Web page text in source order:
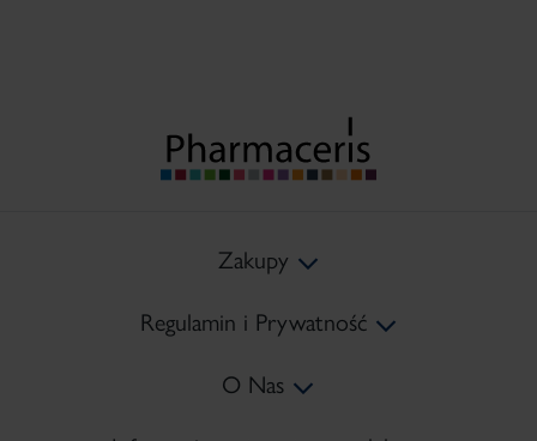
Zakupy
Koszty Dostawy
Metody Płatności
Regulamin i Prywatność
Regulamin
O Nas